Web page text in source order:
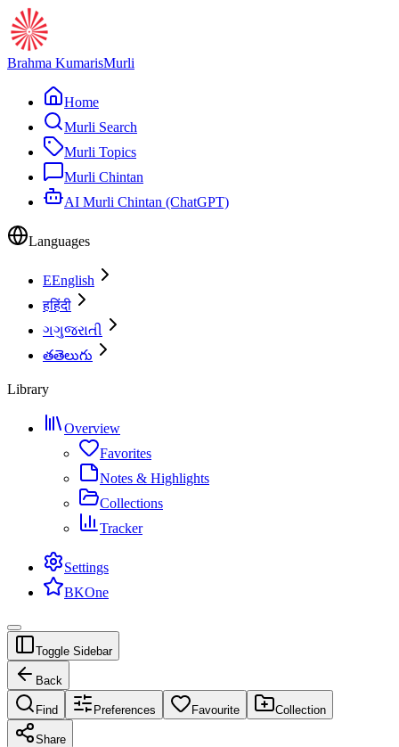
Brahma KumarisMurli
Home
Murli Search
Murli Topics
Murli Chintan
AI Murli Chintan (ChatGPT)
Languages
EEnglish
हहिंदी
ગગુજરાતી
తతెలుగు
Library
Overview
Favorites
Notes & Highlights
Collections
Tracker
Settings
BKOne
Toggle Sidebar
Back
Find Preferences Favourite Collection
Share